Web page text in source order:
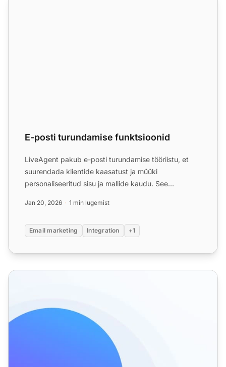
E-posti turundamise funktsioonid
LiveAgent pakub e-posti turundamise tööriistu, et
suurendada klientide kaasatust ja müüki
personaliseeritud sisu ja mallide kaudu. See
Jan 20, 2026 1 min lugemist
Email marketing Integration +1
E-posti edastamise funktsioonid